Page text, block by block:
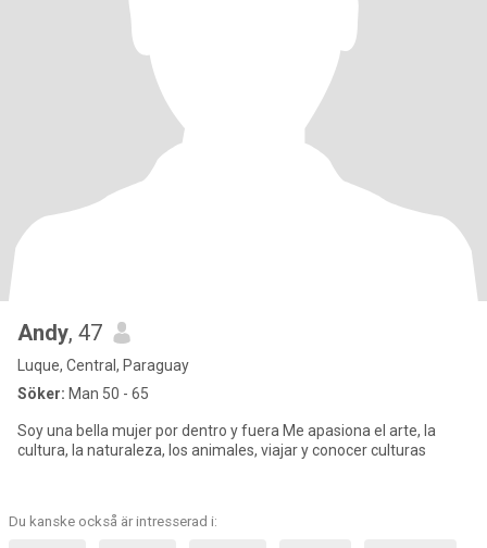
Andy, 47
Luque, Central, Paraguay
Söker: Man 50 - 65
Soy una bella mujer por dentro y fuera Me apasiona el arte, la
cultura, la naturaleza, los animales, viajar y conocer culturas
Du kanske också är intresserad i: